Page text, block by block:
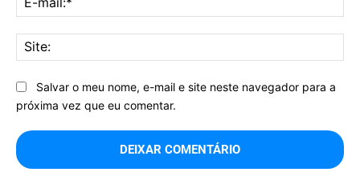
Salvar o meu nome, e-mail e site neste navegador para a
próxima vez que eu comentar.